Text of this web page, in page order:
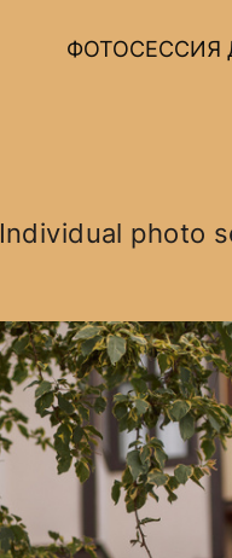
ФОТОСЕССИЯ
Individual photo